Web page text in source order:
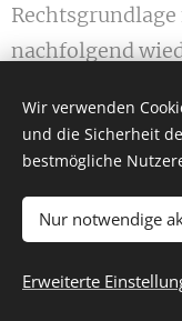
nachfolgend
DSGVO. Unser
der Analyse,
Absatz und der
Leistungen.
Wir verwenden
und die Sicherheit
bestmögliche
Nur notwendige
Erweiterte